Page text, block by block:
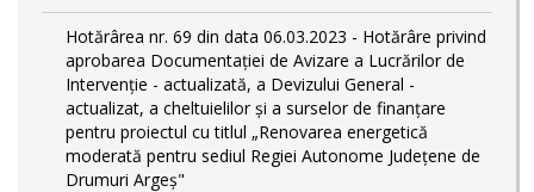
Hotărârea nr. 69 din data 06.03.2023 - Hotărâre privind
aprobarea Documentației de Avizare a Lucrărilor de
Intervenție - actualizată, a Devizului General -
actualizat, a cheltuielilor și a surselor de finanțare
pentru proiectul cu titlul „Renovarea energetică
moderată pentru sediul Regiei Autonome Județene de
Drumuri Argeș"